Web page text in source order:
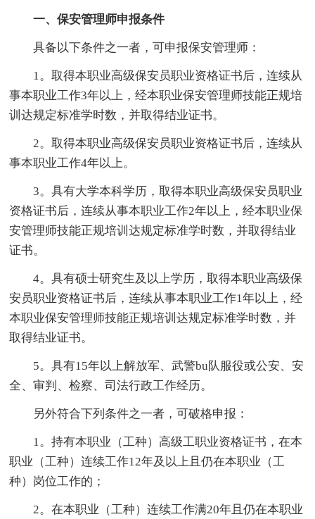
一、保安管理师申报条件
具备以下条件之一者，可申报保安管理师：
1。取得本职业高级保安员职业资格证书后，连续从
事本职业工作3年以上，经本职业保安管理师技能正规培
训达规定标准学时数，并取得结业证书。
2。取得本职业高级保安员职业资格证书后，连续从
事本职业工作4年以上。
3。具有大学本科学历，取得本职业高级保安员职业
资格证书后，连续从事本职业工作2年以上，经本职业保
安管理师技能正规培训达规定标准学时数，并取得结业
证书。
4。具有硕士研究生及以上学历，取得本职业高级保
安员职业资格证书后，连续从事本职业工作1年以上，经
本职业保安管理师技能正规培训达规定标准学时数，并
取得结业证书。
5。具有15年以上解放军、武警bu队服役或公安、安
全、审判、检察、司法行政工作经历。
另外符合下列条件之一者，可破格申报：
1。持有本职业（工种）高级工职业资格证书，在本
职业（工种）连续工作12年及以上且仍在本职业（工
种）岗位工作的；
2。在本职业（工种）连续工作满20年且仍在本职业